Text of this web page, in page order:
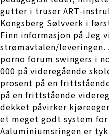
gutter i truser ART-
Kongsberg Sølvverk i
Finn informasjon på Jeg
strømavtalen/leveringen.
porno forum swingers i
000 på videregående
prosent på en
på en frittstående
dekket påvirker
et meget godt system
Aaluminiumsringen er